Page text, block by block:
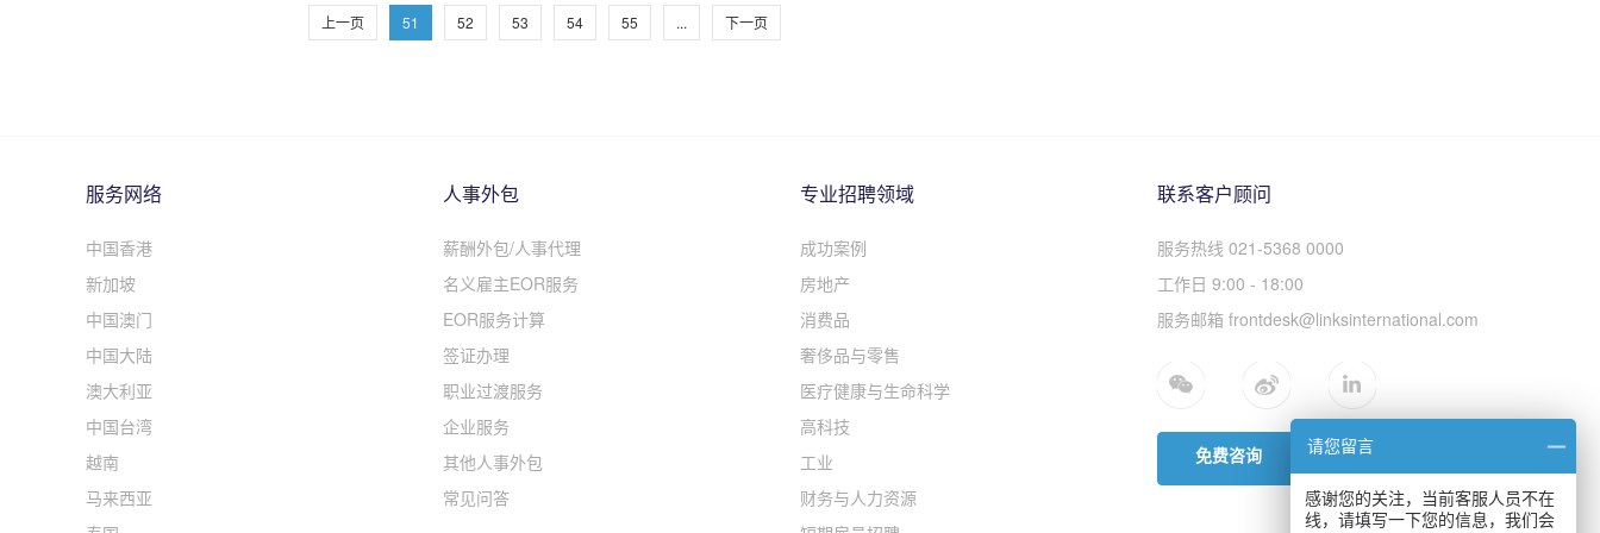
上一页 51 52 53 54 55 ... 下一页
服务网络
中国香港
新加坡
中国澳门
中国大陆
澳大利亚
中国台湾
越南
马来西亚
人事外包
薪酬外包/人事代理
名义雇主EOR服务
EOR服务计算
签证办理
职业过渡服务
企业服务
其他人事外包
常见问答
专业招聘领域
成功案例
房地产
消费品
奢侈品与零售
医疗健康与生命科学
高科技
工业
财务与人力资源
联系客户顾问
服务热线 021-5368 0000
工作日 9:00 - 18:00
服务邮箱 frontdesk@linksinternational.com
免费咨询
请您留言
感谢您的关注，当前客服人员不在
线，请填写一下您的信息，我们会